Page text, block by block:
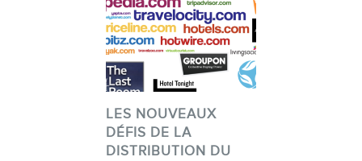
LES NOUVEAUX
DÉFIS DE LA
DISTRIBUTION DU